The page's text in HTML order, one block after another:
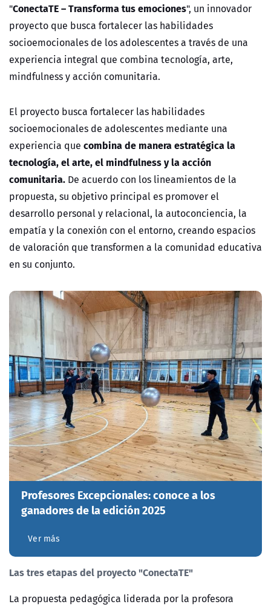
"ConectaTE – Transforma tus emociones", un innovador
proyecto que busca fortalecer las habilidades
socioemocionales de los adolescentes a través de una
experiencia integral que combina tecnología, arte,
mindfulness y acción comunitaria.
El proyecto busca fortalecer las habilidades
socioemocionales de adolescentes mediante una
experiencia que combina de manera estratégica la
tecnología, el arte, el mindfulness y la acción
comunitaria. De acuerdo con los lineamientos de la
propuesta, su objetivo principal es promover el
desarrollo personal y relacional, la autoconciencia, la
empatía y la conexión con el entorno, creando espacios
de valoración que transformen a la comunidad educativa
en su conjunto.
Profesores Excepcionales: conoce a los
ganadores de la edición 2025
Ver más
Las tres etapas del proyecto "ConectaTE"
La propuesta pedagógica liderada por la profesora